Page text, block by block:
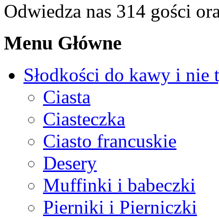
Odwiedza nas 314 gości
Menu Główne
Słodkości do kawy i nie
Ciasta
Ciasteczka
Ciasto francuskie
Desery
Muffinki i babeczki
Pierniki i Pierniczki